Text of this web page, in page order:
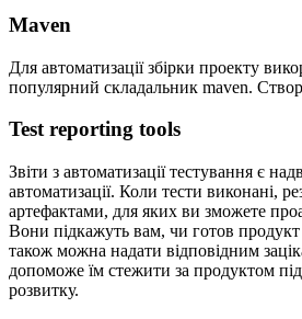
Maven
Для автоматизації збірки проекту
популярний складальник maven.
Test reporting tools
Звіти з автоматизації тестування є
автоматизації. Коли тести виконані,
артефактами, для яких ви зможете
Вони підкажуть вам, чи готов продукт
також можна надати відповідним
допоможе їм стежити за продуктом під
розвитку.